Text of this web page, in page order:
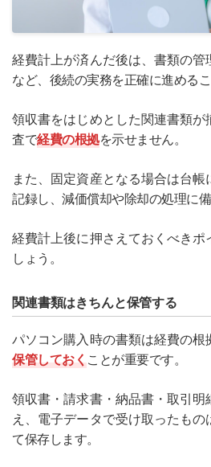
経費計上が済んだ後は、書類の
など、後続の実務を正確に進めるこ
領収書をはじめとした関連書類
査で経費の根拠を示せません。
また、固定資産となる場合は台
記録し、減価償却や除却の処理に
経費計上後に押さえておくべきポ
しょう。
関連書類はきちんと保管する
パソコン購入時の書類は経費の根
保管しておくことが重要です。
領収書・請求書・納品書・取引
え、電子データで受け取ったも
て保存します。